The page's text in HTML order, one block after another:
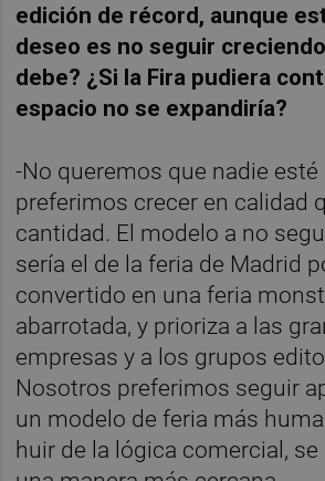
edición de récord, aunque
deseo es no seguir
debe? ¿Si la Fira pudiera
espacio no se expandiría?
-No queremos que nadie
preferimos crecer en calidad
cantidad. El modelo a no
sería el de la feria de Madrid
convertido en una feria
abarrotada, y prioriza a las
empresas y a los grupos
Nosotros preferimos seguir
un modelo de feria más
huir de la lógica comercial,